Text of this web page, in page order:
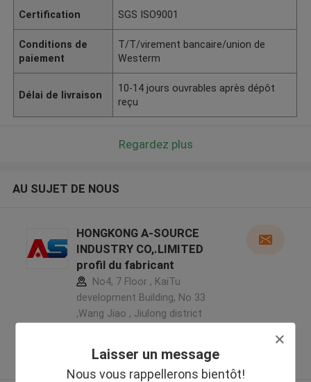
Laisser un message
Nous vous rappellerons bientôt!
Certification SGS ISO9001
Conditions de
paiement
T/T/virement bancaire/union de
Westerm
Délai de livraison
10-14 jours ouvrables après dépôt
reçu
Regardez plus
AU SUJET DE NOUS
HONGKONG A-SOURCE
INDUSTRY CO,.LIMITED
profil du fabricant
No4, 7 Floor , KaiTu
development Building, No 33
,Wang Jiao , Jiulong district
Fournisseur vérifié